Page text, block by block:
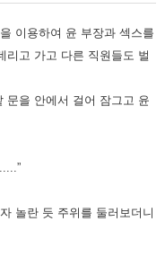
이용하여 윤 부장과 섹스를
리고 가고 다른 직원들도 벌
문을 안에서 걸어 잠그고 윤
놀란 듯 주위를 둘러보더니